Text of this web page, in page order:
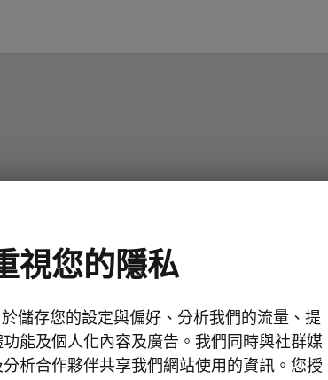
視您的隱私
儲存您的設定與偏好、分析我們的流量、提
能及個人化內容及廣告。我們同時與社群媒
析合作夥伴共享我們網站使用的資訊。您授